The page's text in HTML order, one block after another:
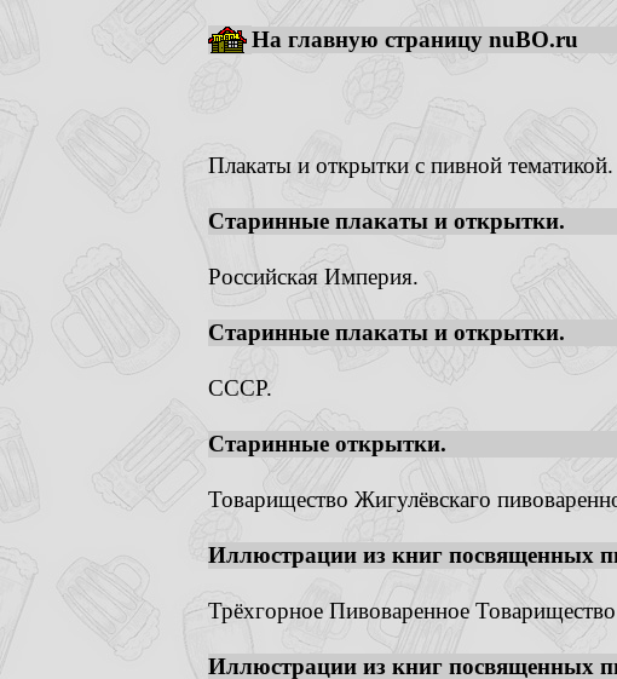
На главную страницу nuBO.ru
Плакаты и открытки с пивной тематикой.
Старинные плакаты и открытки.
Российская Империя.
Старинные плакаты и открытки.
СССР.
Старинные открытки.
Товарищество Жигулёвскаго
Иллюстрации из книг посвященных
Трёхгорное Пивоваренное
Иллюстрации из книг посвященных